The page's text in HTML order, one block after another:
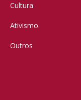
Cultura
Ativismo
Outros